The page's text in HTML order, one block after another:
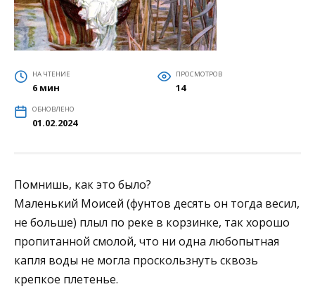
НА ЧТЕНИЕ
6 мин
ПРОСМОТРОВ
14
ОБНОВЛЕНО
01.02.2024
Помнишь, как это было?
Маленький Моисей (фунтов десять он тогда весил,
не больше) плыл по реке в корзинке, так хорошо
пропитанной смолой, что ни одна любопытная
капля воды не могла проскользнуть сквозь
крепкое плетенье.